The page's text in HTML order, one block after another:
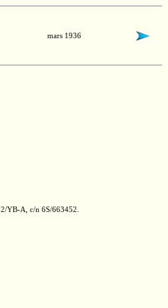
mars 1936
YB-A, c/n 6S/663452.